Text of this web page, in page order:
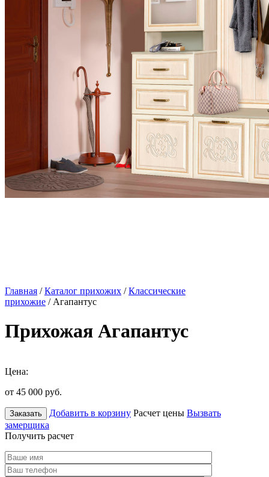
Главная /Каталог прихожих /Классические
прихожие / Агапантус
Прихожая Агапантус
Цена:
от 45 000 руб.
Заказать Добавить в корзину Расчет цены Вызвать
замерщика
Получить расчет